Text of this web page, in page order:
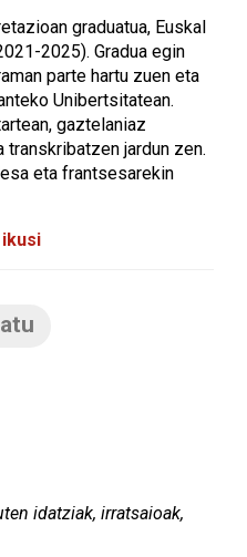
graduatua, Euskal
2025). Gradua egin
parte hartu zuen eta
Unibertsitatean.
gaztelaniaz
jardun zen.
eta frantsesarekin
idatziak, irratsaioak,